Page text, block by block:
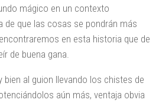
mágico en un contexto
de que las cosas se pondrán más
en esta historia que de
de buena gana.
bien al guion llevando los chistes de
aún más, ventaja obvia